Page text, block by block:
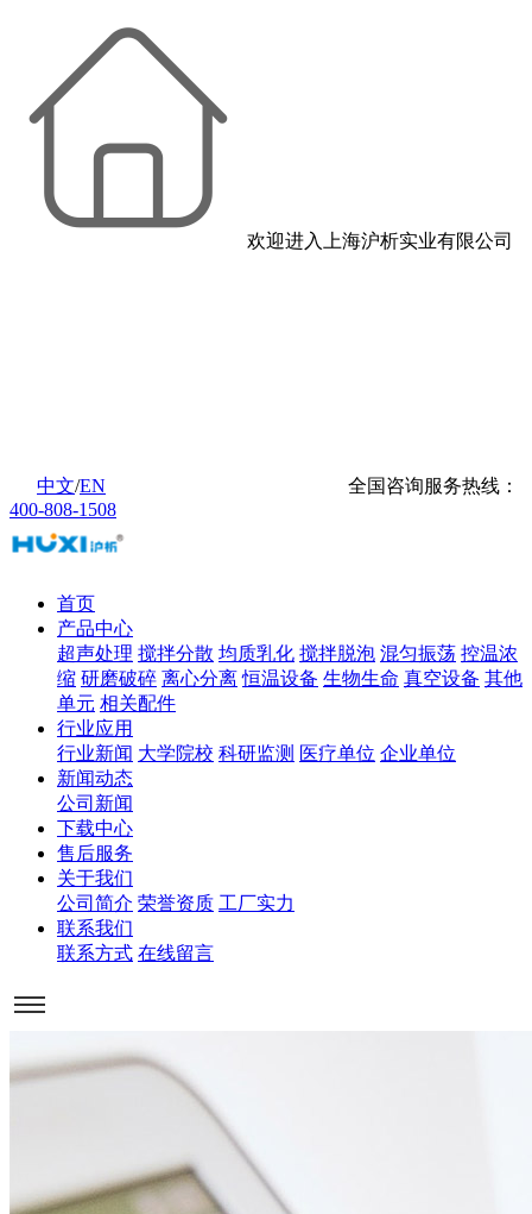
欢迎进入上海沪析实业有限公司
中文/EN
全国咨询服务热线：
400-808-1508
首页
产品中心
超声处理 搅拌分散 均质乳化 搅拌脱泡 混匀振荡 控温浓
缩 研磨破碎 离心分离 恒温设备 生物生命 真空设备 其他
单元 相关配件
行业应用
行业新闻 大学院校 科研监测 医疗单位 企业单位
新闻动态
公司新闻
下载中心
售后服务
关于我们
公司简介 荣誉资质 工厂实力
联系我们
联系方式 在线留言